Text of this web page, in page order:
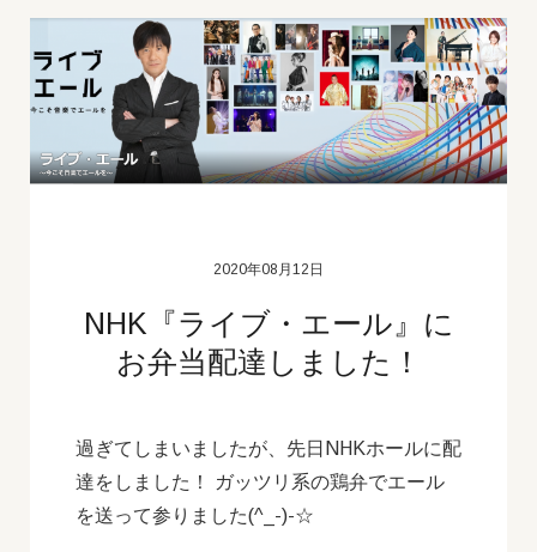
2020年08月12日
NHK『ライブ・エール』に
お弁当配達しました！
過ぎてしまいましたが、先日NHKホールに配
達をしました！ ガッツリ系の鶏弁でエール
を送って参りました(^_-)-☆